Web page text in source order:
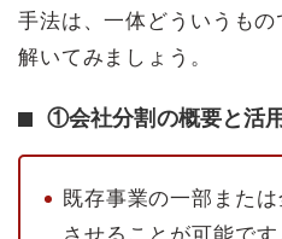
手法は、一体どういうも
解いてみましょう。
①会社分割の概要と活
既存事業の一部また